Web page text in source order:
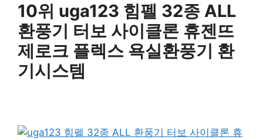
10위 uga123 힘펠 32종 ALL
환풍기 터보 사이클론 휴젠뜨
제로크 플렉스 욕실환풍기 환
기시스템